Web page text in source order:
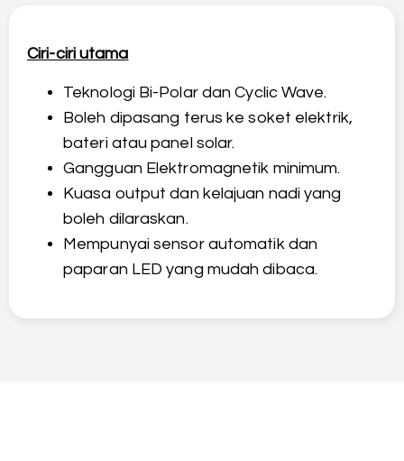
Ciri-ciri utama
Teknologi Bi-Polar dan Cyclic Wave.
Boleh dipasang terus ke soket elektrik,
bateri atau panel solar.
Gangguan Elektromagnetik minimum.
Kuasa output dan kelajuan nadi yang
boleh dilaraskan.
Mempunyai sensor automatik dan
paparan LED yang mudah dibaca.